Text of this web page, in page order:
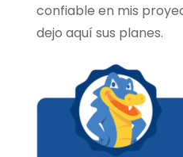
confiable en mis
dejo aquí sus planes.